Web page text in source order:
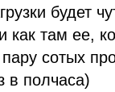
будет
как там ее,
сотых
в полчаса)